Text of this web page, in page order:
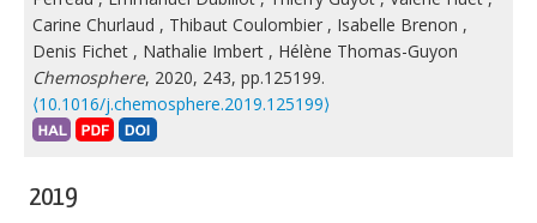
Carine Churlaud , Thibaut Coulombier , Isabelle Brenon ,
Denis Fichet , Nathalie Imbert , Hélène Thomas-Guyon
Chemosphere, 2020, 243, pp.125199.
⟨10.1016/j.chemosphere.2019.125199⟩
2019